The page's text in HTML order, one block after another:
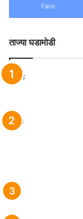
Fans
ताज्या घडामोडी